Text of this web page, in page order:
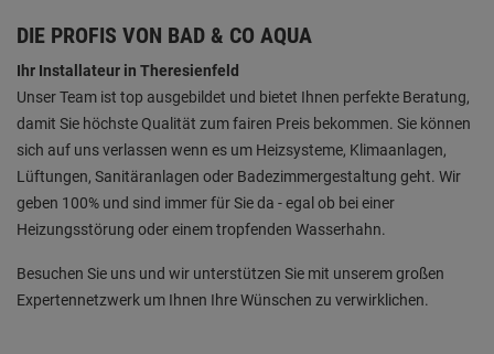
DIE PROFIS VON BAD & CO AQUA
Ihr Installateur in Theresienfeld
Unser Team ist top ausgebildet und bietet Ihnen perfekte Beratung,
damit Sie höchste Qualität zum fairen Preis bekommen. Sie können
sich auf uns verlassen wenn es um Heizsysteme, Klimaanlagen,
Lüftungen, Sanitäranlagen oder Badezimmergestaltung geht. Wir
geben 100% und sind immer für Sie da - egal ob bei einer
Heizungsstörung oder einem tropfenden Wasserhahn.
Besuchen Sie uns und wir unterstützen Sie mit unserem großen
Expertennetzwerk um Ihnen Ihre Wünschen zu verwirklichen.